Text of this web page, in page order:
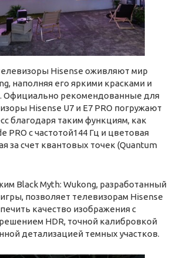
Hisense оживляют мир
наполняя его яркими красками и
Официально рекомендованные для
Hisense U7 и E7 PRO погружают
благодаря таким функциям, как
PRO с частотой144 Гц и цветовая
за счет квантовых точек (Quantum
Black Myth: Wukong, разработанный
позволяет телевизорам Hisense
качество изображения с
HDR, точной калибровкой
детализацией темных участков.